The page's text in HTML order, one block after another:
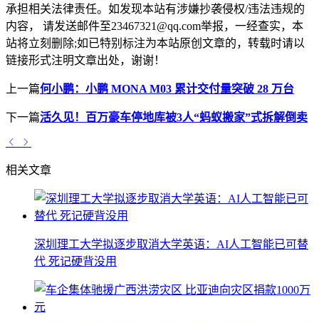
承担相关法律责任。如发现本站有涉嫌抄袭侵权/违法违规的
内容， 请发送邮件至23467321@qq.com举报，一经查实，本
站将立刻删除;如已特别标注为本站原创文章的，转载时请以
链接形式注明文章出处，谢谢！
上一篇何小鹏：小鹏 MONA M03 累计交付量突破 28 万台
下一篇活久见！百万豪车停地库被3人“蚂蚁搬家”式拆解倒卖
相关文章
深圳理工大学拟逐步取消大学英语：AI人工智能已可替
代 死记硬背没用